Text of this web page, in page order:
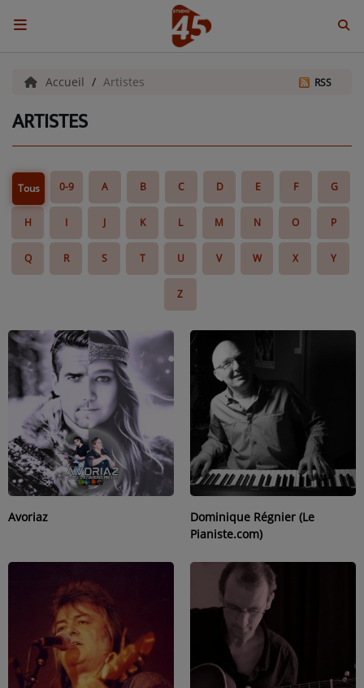
ACCUEIL
Emissions
GIEN, SA FABULEUSE HISTOIRE
GRAFFITI CINÉMA
LES ASSOCIÉS DU JOUR
LA CHRONIQUE ENVIRONNEMENTALE
LA CHRONIQUE MUSICALE
L'ÉNERGIE DES 9 ÉTOILES
MIXTAPE ADDICT RADIO SHOW
"SI ON CHANTAIT", L'ÉMISSION
SONS 2 DARONS
La Radio
PODCASTS
INTERVIEW
Musique
Accueil Artistes RSS
ARTISTES
Tous 0-9 A B C D E F G
H I J K L M N O P
Q R S T U V W X Y
Z
Avoriaz
Dominique Régnier (Le
Pianiste.com)